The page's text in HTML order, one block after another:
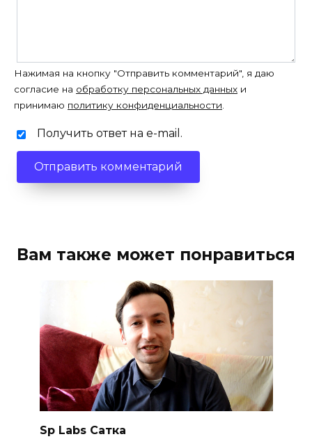
Нажимая на кнопку "Отправить комментарий", я даю
согласие на обработку персональных данных и
принимаю политику конфиденциальности.
Получить ответ на e-mail.
Вам также может понравиться
Sp Labs Сатка